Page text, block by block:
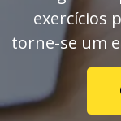
exercícios
torne-se um